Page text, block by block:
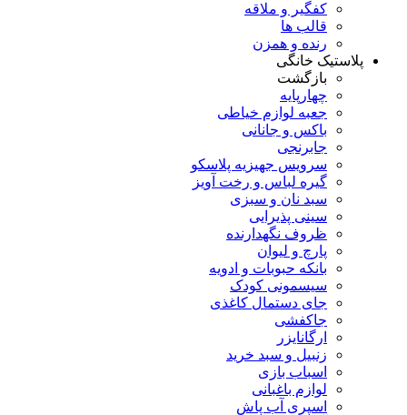
کفگیر و ملاقه
قالب ها
رنده و همزن
پلاستیک خانگی
بازگشت
چهارپایه
جعبه لوازم خیاطی
باکس و جانانی
جابرنجی
سرویس جهیزیه پلاسکو
گیره لباس و رخت آویز
سبد نان و سبزی
سینی پذیرایی
ظروف نگهدارنده
پارچ و لیوان
بانکه حبوبات و ادویه
سیسمونی کودک
جای دستمال کاغذی
جاکفشی
ارگانایزر
زنبیل و سبد خرید
اسباب بازی
لوازم باغبانی
اسپری آب پاش